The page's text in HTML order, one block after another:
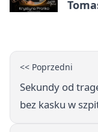
<< Poprzedni
Sekundy od
bez kasku w